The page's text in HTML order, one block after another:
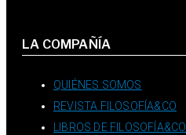
LA COMPAÑÍA
QUIÉNES SOMOS
REVISTA FILOSOFÍA&CO
LIBROS DE FILOSOFÍA&CO